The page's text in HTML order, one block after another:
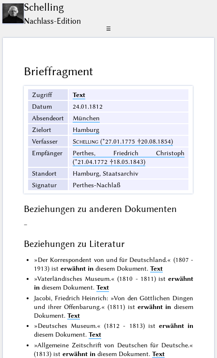
Schelling
Nachlass-Edition
☰
Brieffragment
Zugriff
Text
Datum
24.01.1812
Absendeort
München
Zielort
Hamburg
Verfasser
Schelling (*27.01.1775 †20.08.1854)
Empfänger
Perthes, Friedrich Christoph
(*21.04.1772 †18.05.1843)
Standort
Hamburg, Staatsarchiv
Signatur
Perthes-Nachlaß
Beziehungen zu anderen Dokumenten
–
Beziehungen zu Literatur
»Der Korrespondent von und für Deutschland.« (1807 -
1913) isterwähnt in diesem Dokument.Text
»Vaterländisches Museum.« (1810 - 1811) ist erwähnt
in diesem Dokument.Text
Jacobi, Friedrich Heinrich: »Von den Göttlichen Dingen
und ihrer Offenbarung.« (1811) isterwähnt in diesem
Dokument.Text
»Deutsches Museum.« (1812 - 1813) ist erwähnt in
diesem Dokument.Text
»Allgemeine Zeitschrift von Deutschen für Deutsche.«
(1813) isterwähnt in diesem Dokument.Text